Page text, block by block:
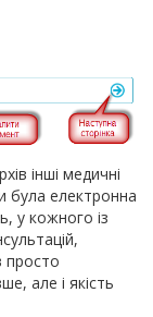
інші медичні
була електронна
у кожного із
просто
але і якість